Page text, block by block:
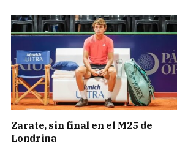
Zarate, sin final en el M25 de
Londrina